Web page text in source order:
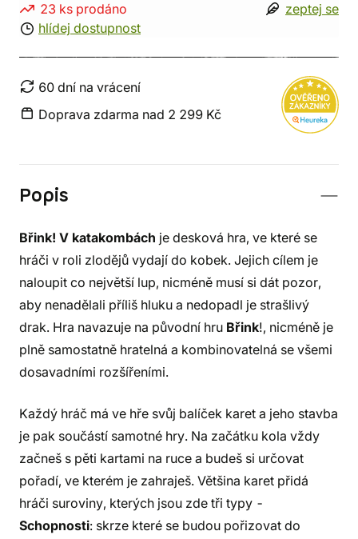
23 ks prodáno
hlídej dostupnost
zeptej se
60 dní na vrácení
Doprava zdarma nad 2 299 Kč
Popis
Břink! V katakombách je desková hra, ve které se
hráči v roli zlodějů vydají do kobek. Jejich cílem je
naloupit co největší lup, nicméně musí si dát pozor,
aby nenadělali příliš hluku a nedopadl je strašlivý
drak. Hra navazuje na původní hru Břink!, nicméně je
plně samostatně hratelná a kombinovatelná se všemi
dosavadními rozšířeními.
Každý hráč má ve hře svůj balíček karet a jeho stavba
je pak součástí samotné hry. Na začátku kola vždy
začneš s pěti kartami na ruce a budeš si určovat
pořadí, ve kterém je zahraješ. Většina karet přidá
hráči suroviny, kterých jsou zde tři typy -
Schopnosti: skrze které se budou pořizovat do